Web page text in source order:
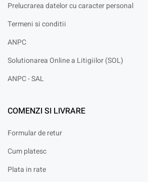
Prelucrarea datelor cu caracter personal
Termeni si conditii
ANPC
Solutionarea Online a Litigiilor (SOL)
ANPC - SAL
COMENZI SI LIVRARE
Formular de retur
Cum platesc
Plata in rate